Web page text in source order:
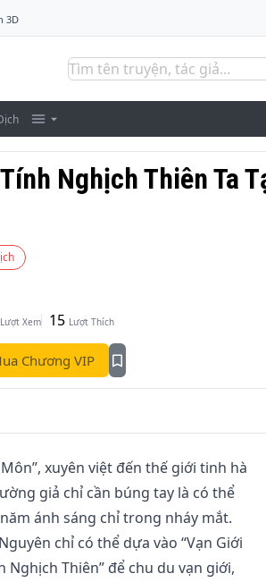
3D
Nghịch Thiên Ta
Lượt Xem 15 Lượt Thích
Chương VIP
xuyên việt đến thế giới tinh hà
chỉ có thể dựa vào “Vạn Giới
Nghịch Thiên” để chu du vạn giới,